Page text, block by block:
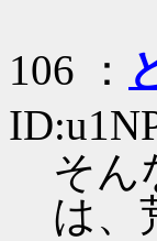
106 ：
そん
は、